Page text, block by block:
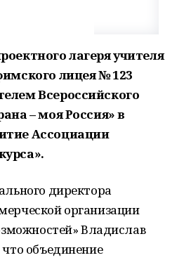
лагеря учителя
лицея № 123
Всероссийского
– моя Россия» в
Ассоциации
директора
организации
Владислав
объединение